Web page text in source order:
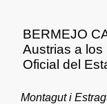
BERMEJO
Austrias a
Oficial del
Montagut i